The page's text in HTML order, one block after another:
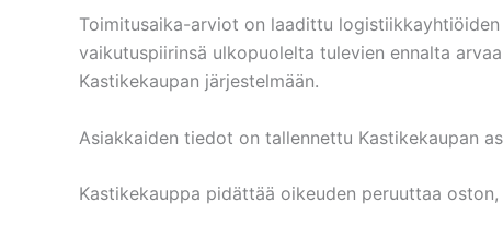
Toimitusaika-arviot on laadittu
vaikutuspiirinsä ulkopuolelta tulevien ennalta
Kastikekaupan järjestelmään.
Asiakkaiden tiedot on tallennettu Kastikekaupan
Kastikekauppa pidättää oikeuden peruuttaa